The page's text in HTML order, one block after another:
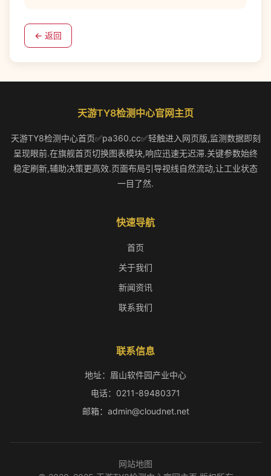
← 返回
天游TY8检测中心官网主页
天游TY8检测中心首页✅pa360.cc✅轻触进入网页版,监测数据即刻
呈现眼前.在旗舰首页切换图表模块,响应迅速无迟滞.关键参数始终
稳定刷新,辅助决策更高效.页面布局引导视线自然流动,让工业状态
一目了然.
快速导航
首页
关于我们
新闻资讯
联系我们
联系信息
地址：眉山软件园产业中心
电话：0211-89480371
邮箱：admin@cloudnet.net
网站地图